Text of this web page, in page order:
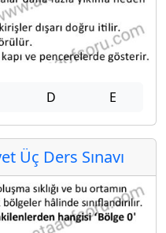
D E
Üç Ders Sınavı